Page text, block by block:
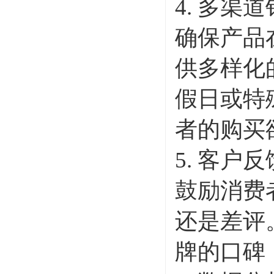
4. 多渠道
确保产品
供多样化
假日或特
者的购买
5. 客户反
鼓励消费
还是差评
牌的口碑